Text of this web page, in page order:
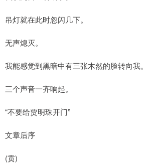
吊灯就在此时忽闪几下。
无声熄灭。
我能感觉到黑暗中有三张木然的脸转向我。
三个声音一齐响起。
“不要给贾明珠开门”
文章后序
(贡)